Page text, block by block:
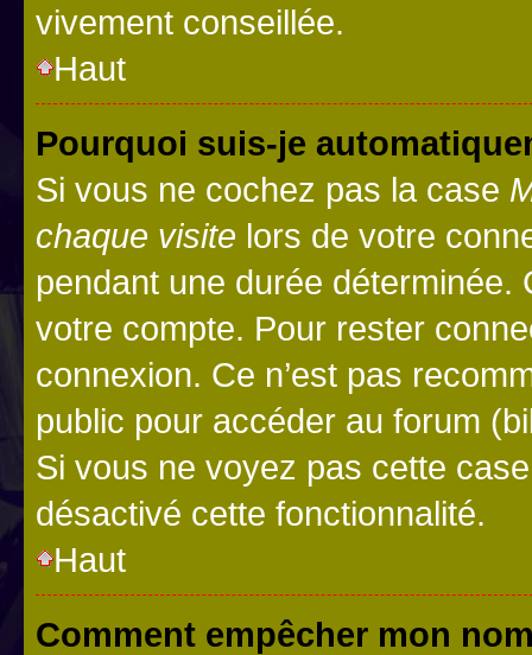
vivement conseillée.
Haut
Pourquoi suis-je
Si vous ne cochez pas la case
chaque visite lors de votre
pendant une durée déterminée.
votre compte. Pour rester
connexion. Ce n’est pas
public pour accéder au forum
Si vous ne voyez pas cette
désactivé cette fonctionnalité.
Haut
Comment empêcher mon